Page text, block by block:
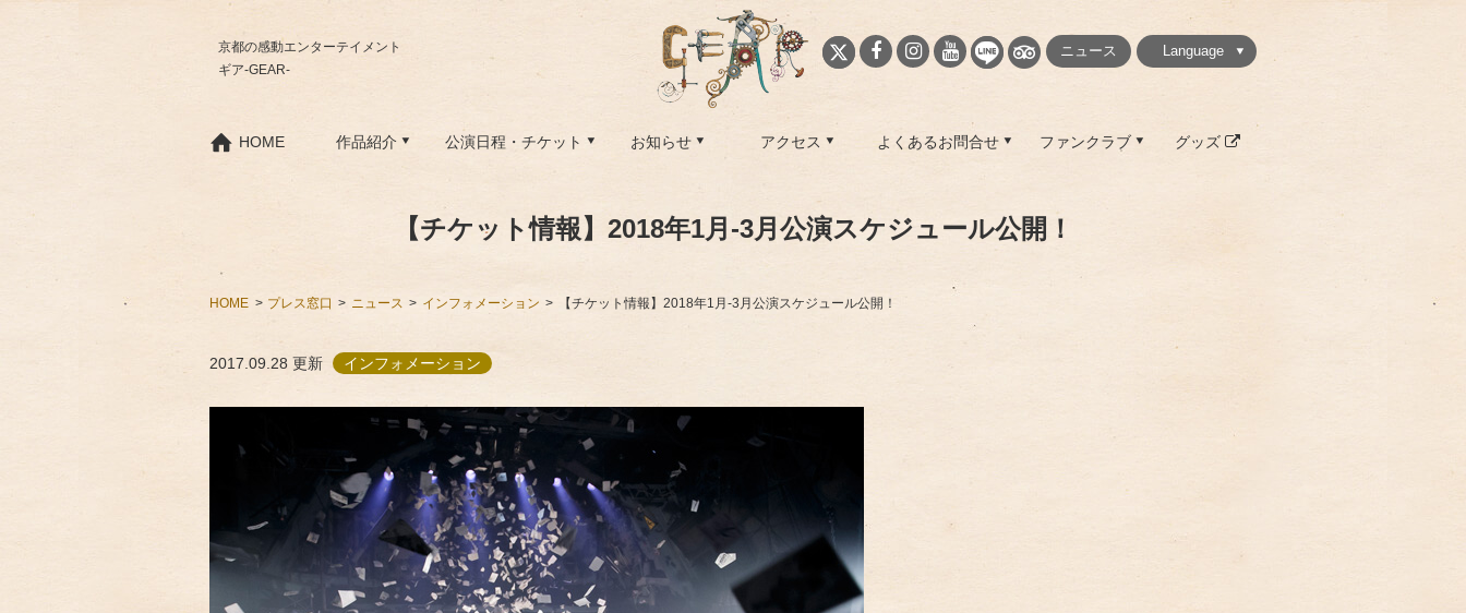
京都の感動エンターテイメント
ギア-GEAR-
ニュース
Language
HOME 作品紹介 公演日程・チケット お知らせ アクセス よくあるお問合せ ファンクラブ グッズ
【チケット情報】2018年1月-3月公演スケジュール公開！
HOME プレス窓口 ニュース インフォメーション 【チケット情報】2018年1月-3月公演スケジュール公開！
2017.09.28 更新 インフォメーション